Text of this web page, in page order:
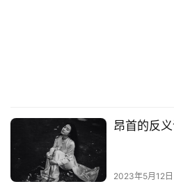
昂首的反义
2023年5月12日